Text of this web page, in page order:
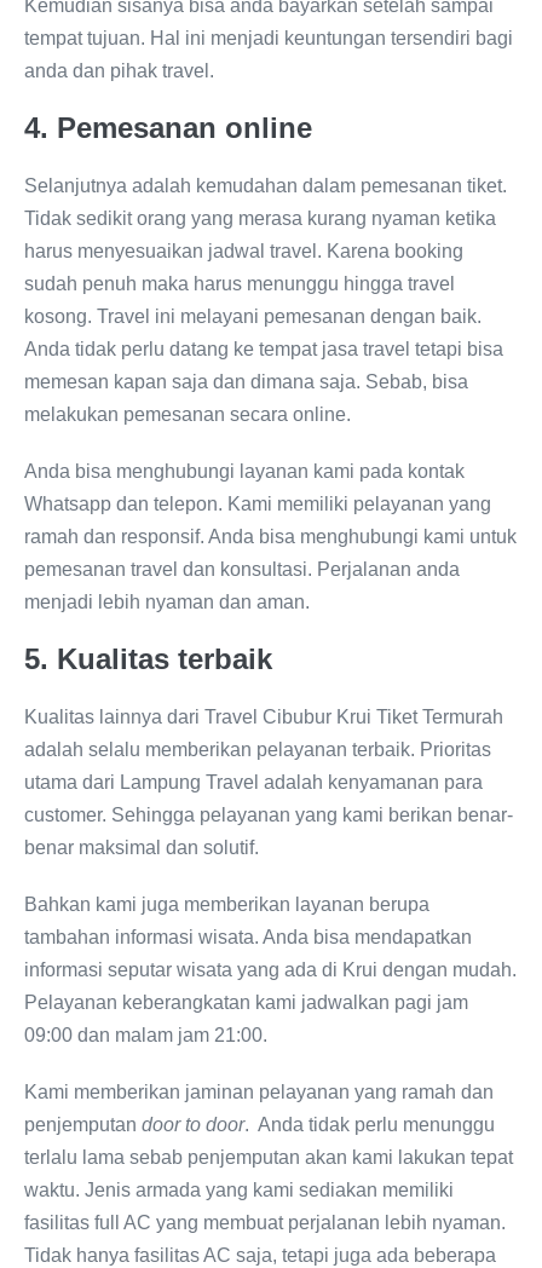
Kemudian sisanya bisa anda bayarkan setelah sampai
tempat tujuan. Hal ini menjadi keuntungan tersendiri bagi
anda dan pihak travel.
4. Pemesanan online
Selanjutnya adalah kemudahan dalam pemesanan tiket.
Tidak sedikit orang yang merasa kurang nyaman ketika
harus menyesuaikan jadwal travel. Karena booking
sudah penuh maka harus menunggu hingga travel
kosong. Travel ini melayani pemesanan dengan baik.
Anda tidak perlu datang ke tempat jasa travel tetapi bisa
memesan kapan saja dan dimana saja. Sebab, bisa
melakukan pemesanan secara online.
Anda bisa menghubungi layanan kami pada kontak
Whatsapp dan telepon. Kami memiliki pelayanan yang
ramah dan responsif. Anda bisa menghubungi kami untuk
pemesanan travel dan konsultasi. Perjalanan anda
menjadi lebih nyaman dan aman.
5. Kualitas terbaik
Kualitas lainnya dari Travel Cibubur Krui Tiket Termurah
adalah selalu memberikan pelayanan terbaik. Prioritas
utama dari Lampung Travel adalah kenyamanan para
customer. Sehingga pelayanan yang kami berikan benar-
benar maksimal dan solutif.
Bahkan kami juga memberikan layanan berupa
tambahan informasi wisata. Anda bisa mendapatkan
informasi seputar wisata yang ada di Krui dengan mudah.
Pelayanan keberangkatan kami jadwalkan pagi jam
09:00 dan malam jam 21:00.
Kami memberikan jaminan pelayanan yang ramah dan
penjemputan door to door. Anda tidak perlu menunggu
terlalu lama sebab penjemputan akan kami lakukan tepat
waktu. Jenis armada yang kami sediakan memiliki
fasilitas full AC yang membuat perjalanan lebih nyaman.
Tidak hanya fasilitas AC saja, tetapi juga ada beberapa